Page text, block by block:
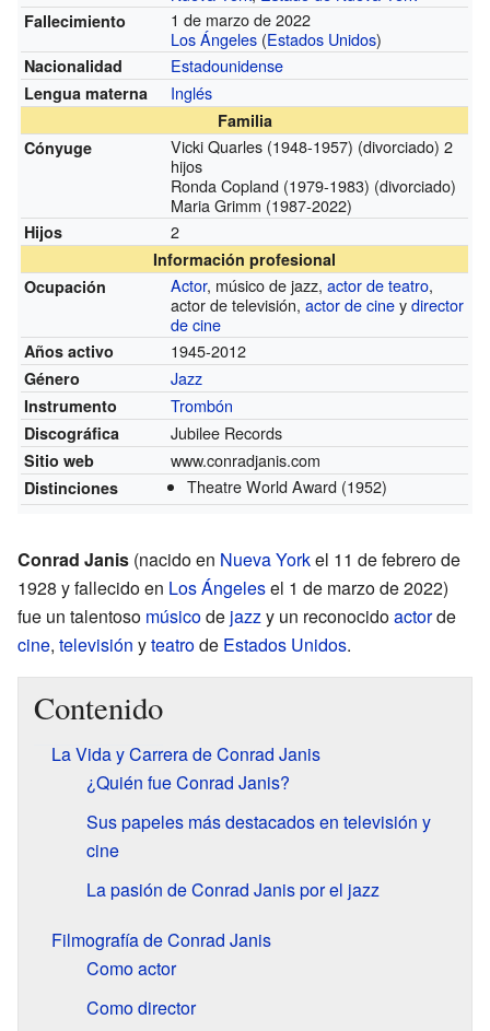
Fallecimiento
1 de marzo de 2022
Los Ángeles (Estados Unidos)
Nacionalidad Estadounidense
Lengua materna Inglés
Familia
Cónyuge
Vicki Quarles (1948-1957) (divorciado) 2
hijos
Ronda Copland (1979-1983) (divorciado)
Maria Grimm (1987-2022)
Hijos 2
Información profesional
Ocupación
Actor, músico de jazz,actor de teatro,
actor de televisión,actor de cineydirector
de cine
Años activo 1945-2012
Género Jazz
Instrumento Trombón
Discográfica Jubilee Records
Sitio web www.conradjanis.com
Distinciones Theatre World Award (1952)
Conrad Janis (nacido en Nueva Yorkel 11 de febrero de
1928 y fallecido en Los Ángelesel 1 de marzo de 2022)
fue un talentoso músicode jazzy un reconocidoactorde
cine, televisión yteatrode Estados Unidos.
Contenido
La Vida y Carrera de Conrad Janis
¿Quién fue Conrad Janis?
Sus papeles más destacados en televisión y
cine
La pasión de Conrad Janis por el jazz
Filmografía de Conrad Janis
Como actor
Como director